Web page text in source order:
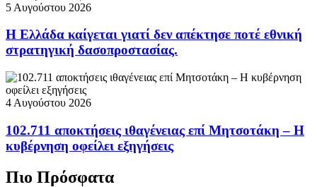
5 Αυγούστου 2026
Η Ελλάδα καίγεται γιατί δεν απέκτησε ποτέ εθνική
στρατηγική δασοπροστασίας.
4 Αυγούστου 2026
102.711 αποκτήσεις ιθαγένειας επί Μητσοτάκη – Η
κυβέρνηση οφείλει εξηγήσεις
Πιο Πρόσφατα